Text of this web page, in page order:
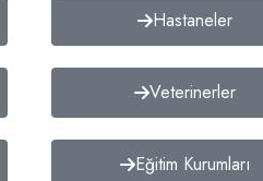
Hastaneler
Veterinerler
Eğitim Kurumları